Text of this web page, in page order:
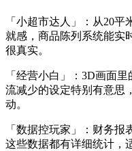
「小超市达人」：从20
就感，商品陈列系统能实
很真实。
「经营小白」：3D画面
流减少的设定特别有意思
动。
「数据控玩家」：财务
这些数据都有详细统计，